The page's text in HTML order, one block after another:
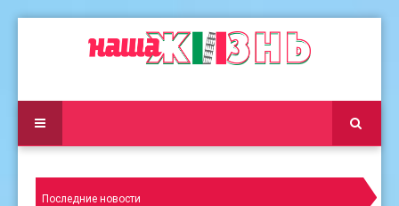
Последние новости